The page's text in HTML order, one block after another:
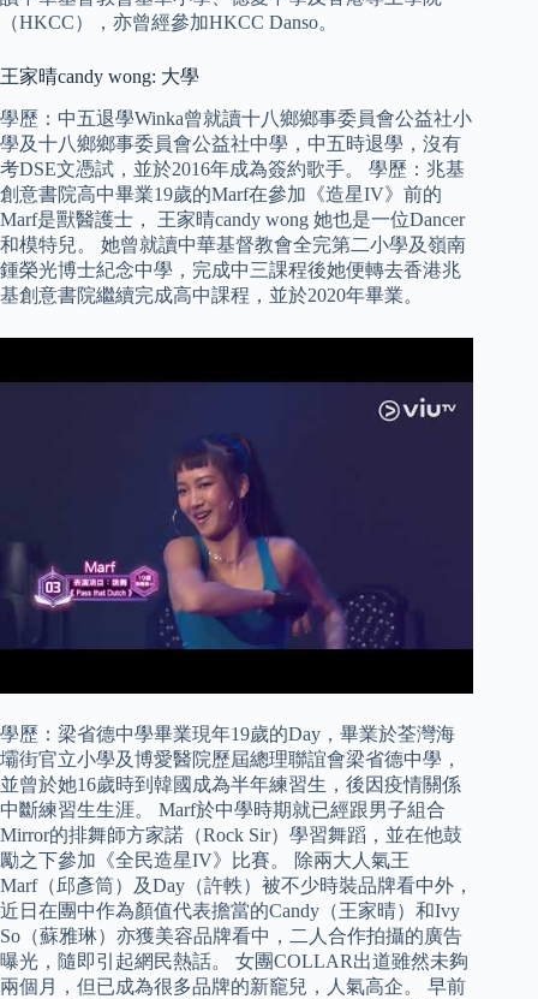
（HKCC），亦曾經參加HKCC Danso。
王家晴candy wong: 大學
學歷：中五退學Winka曾就讀十八鄉鄉事委員會公益社小
學及十八鄉鄉事委員會公益社中學，中五時退學，沒有
考DSE文憑試，並於2016年成為簽約歌手。 學歷：兆基
創意書院高中畢業19歲的Marf在參加《造星IV》前的
Marf是獸醫護士， 王家晴candy wong 她也是一位Dancer
和模特兒。 她曾就讀中華基督教會全完第二小學及嶺南
鍾榮光博士紀念中學，完成中三課程後她便轉去香港兆
基創意書院繼續完成高中課程，並於2020年畢業。
學歷：梁省德中學畢業現年19歲的Day，畢業於荃灣海
壩街官立小學及博愛醫院歷屆總理聯誼會梁省德中學，
並曾於她16歲時到韓國成為半年練習生，後因疫情關係
中斷練習生生涯。 Marf於中學時期就已經跟男子組合
Mirror的排舞師方家諾（Rock Sir）學習舞蹈，並在他鼓
勵之下參加《全民造星IV》比賽。 除兩大人氣王
Marf（邱彥筒）及Day（許軼）被不少時裝品牌看中外，
近日在團中作為顏值代表擔當的Candy（王家晴）和Ivy
So（蘇雅琳）亦獲美容品牌看中，二人合作拍攝的廣告
曝光，隨即引起網民熱話。 女團COLLAR出道雖然未夠
兩個月，但已成為很多品牌的新竉兒，人氣高企。 早前